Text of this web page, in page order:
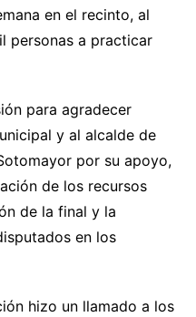
en el recinto, al
personas a practicar
para agradecer
y al alcalde de
por su apoyo,
de los recursos
de la final y la
en los
hizo un llamado a los